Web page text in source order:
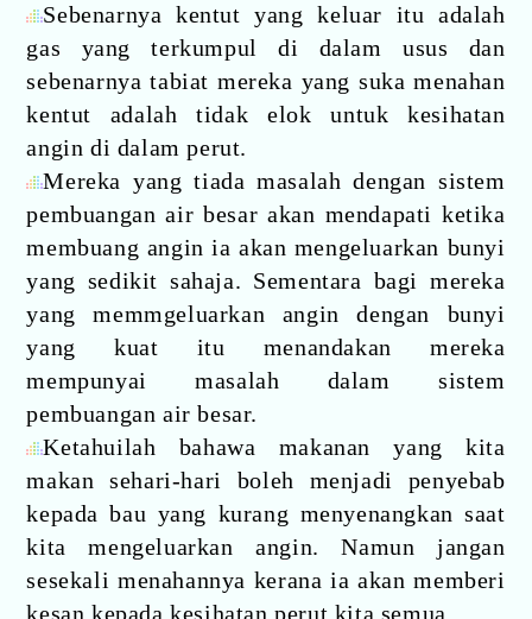
Sebenarnya kentut yang keluar itu adalah
gas yang terkumpul di dalam usus dan
sebenarnya tabiat mereka yang suka menahan
kentut adalah tidak elok untuk kesihatan
angin di dalam perut.
Mereka yang tiada masalah dengan sistem
pembuangan air besar akan mendapati ketika
membuang angin ia akan mengeluarkan bunyi
yang sedikit sahaja. Sementara bagi mereka
yang memmgeluarkan angin dengan bunyi
yang kuat itu menandakan mereka
mempunyai masalah dalam sistem
pembuangan air besar.
Ketahuilah bahawa makanan yang kita
makan sehari-hari boleh menjadi penyebab
kepada bau yang kurang menyenangkan saat
kita mengeluarkan angin. Namun jangan
sesekali menahannya kerana ia akan memberi
kesan kepada kesihatan perut kita semua.